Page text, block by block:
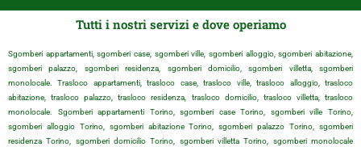
Tutti i nostri servizi e dove operiamo
Sgomberi appartamenti, sgomberi case, sgomberi ville, sgomberi alloggio, sgomberi abitazione,
sgomberi palazzo, sgomberi residenza, sgomberi domicilio, sgomberi villetta, sgomberi
monolocale. Trasloco appartamenti, trasloco case, trasloco ville, trasloco alloggio, trasloco
abitazione, trasloco palazzo, trasloco residenza, trasloco domicilio, trasloco villetta, trasloco
monolocale. Sgomberi appartamenti Torino, sgomberi case Torino, sgomberi ville Torino,
sgomberi alloggio Torino, sgomberi abitazione Torino, sgomberi palazzo Torino, sgomberi
residenza Torino, sgomberi domicilio Torino, sgomberi villetta Torino, sgomberi monolocale